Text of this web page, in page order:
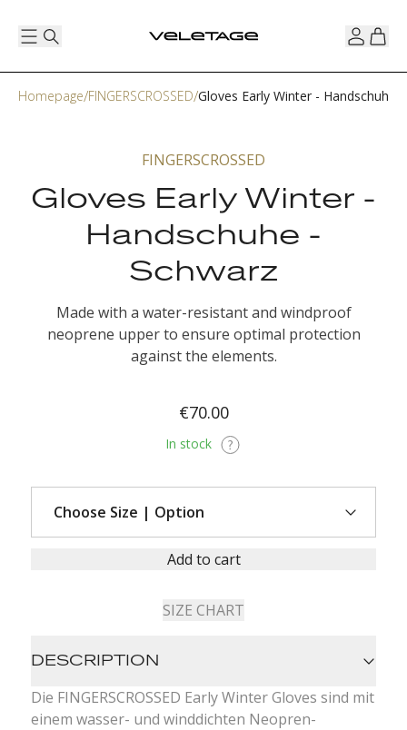
Homepage FINGERSCROSSED Gloves Early Winter - Handschuhe
FINGERSCROSSED
Gloves Early Winter -
Handschuhe -
Schwarz
Made with a water-resistant and windproof
neoprene upper to ensure optimal protection
against the elements.
€70.00
In stock
Add to cart
SIZE CHART
DESCRIPTION
Die FINGERSCROSSED Early Winter Gloves sind mit
einem wasser- und winddichten Neopren-